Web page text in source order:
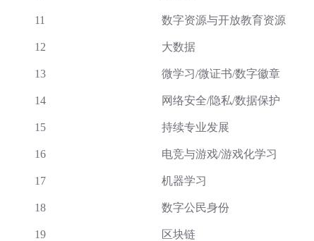
11 数字资源与开放教育资源
12 大数据
13 微学习/微证书/数字徽章
14 网络安全/隐私/数据保护
15 持续专业发展
16 电竞与游戏/游戏化学习
17 机器学习
18 数字公民身份
19 区块链